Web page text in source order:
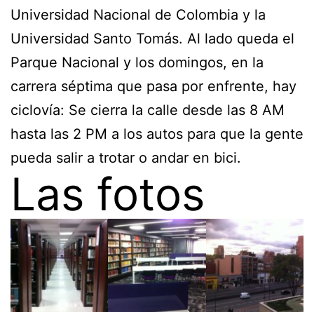
Universidad Nacional de Colombia y la
Universidad Santo Tomás. Al lado queda el
Parque Nacional y los domingos, en la
carrera séptima que pasa por enfrente, hay
ciclovía: Se cierra la calle desde las 8 AM
hasta las 2 PM a los autos para que la gente
pueda salir a trotar o andar en bici.
Las fotos